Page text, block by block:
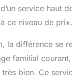
service haut
ce niveau de prix.
la différence se
familial
bien. Ce